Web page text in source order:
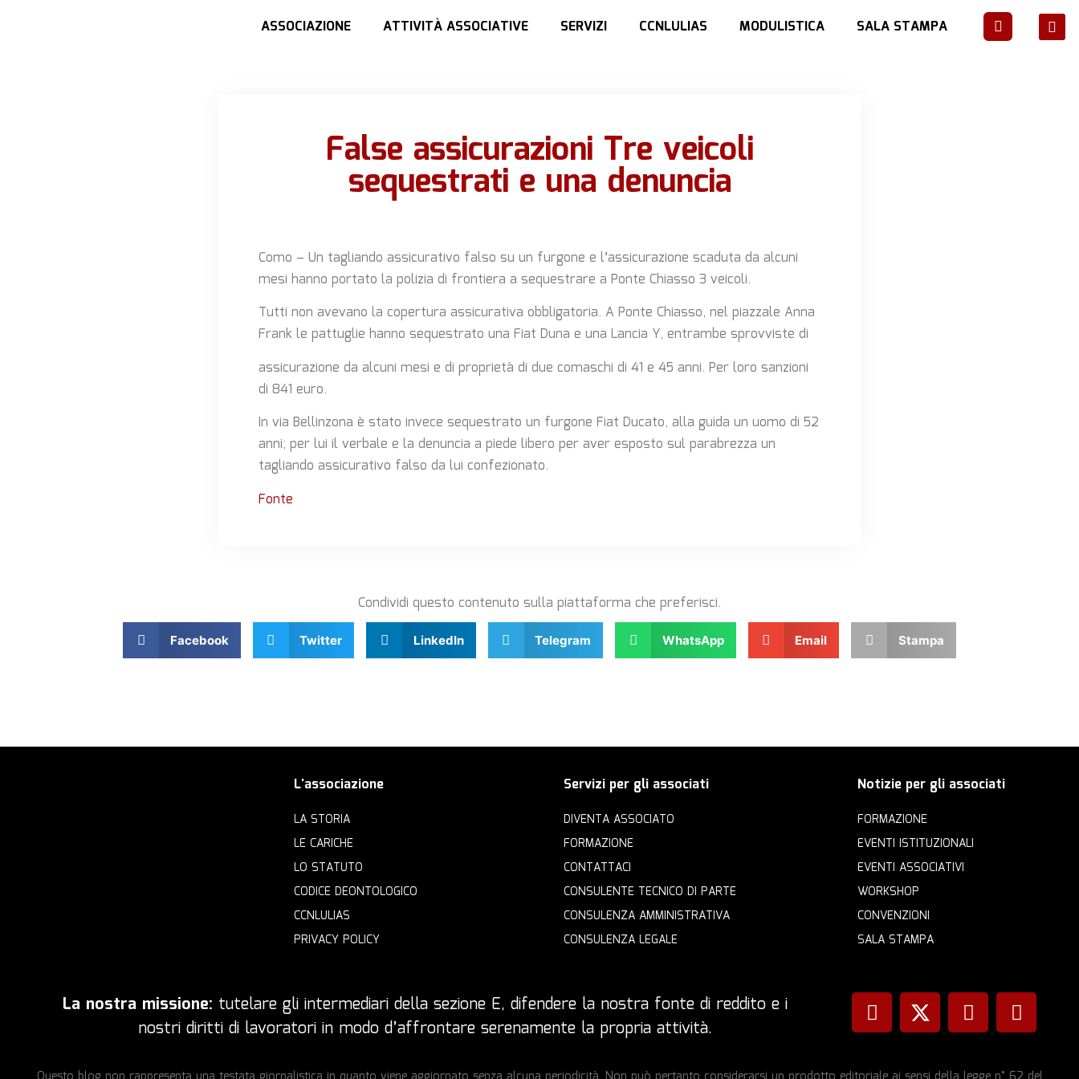
ASSOCIAZIONE ATTIVITÀ ASSOCIATIVE SERVIZI CCNLULIAS MODULISTICA SALA STAMPA
False assicurazioni Tre veicoli
sequestrati e una denuncia
Como – Un tagliando assicurativo falso su un furgone e l’assicurazione scaduta da alcuni
mesi hanno portato la polizia di frontiera a sequestrare a Ponte Chiasso 3 veicoli.
Tutti non avevano la copertura assicurativa obbligatoria. A Ponte Chiasso, nel piazzale Anna
Frank le pattuglie hanno sequestrato una Fiat Duna e una Lancia Y, entrambe sprovviste di
assicurazione da alcuni mesi e di proprietà di due comaschi di 41 e 45 anni. Per loro sanzioni
di 841 euro.
In via Bellinzona è stato invece sequestrato un furgone Fiat Ducato, alla guida un uomo di 52
anni; per lui il verbale e la denuncia a piede libero per aver esposto sul parabrezza un
tagliando assicurativo falso da lui confezionato.
Fonte
Condividi questo contenuto sulla piattaforma che preferisci.
Facebook Twitter LinkedIn Telegram WhatsApp Email Stampa
L'associazione
LA STORIA
LE CARICHE
LO STATUTO
CODICE DEONTOLOGICO
CCNLULIAS
PRIVACY POLICY
Servizi per gli associati
DIVENTA ASSOCIATO
FORMAZIONE
CONTATTACI
CONSULENTE TECNICO DI PARTE
CONSULENZA AMMINISTRATIVA
CONSULENZA LEGALE
Notizie per gli associati
FORMAZIONE
EVENTI ISTITUZIONALI
EVENTI ASSOCIATIVI
WORKSHOP
CONVENZIONI
SALA STAMPA
La nostra missione: tutelare gli intermediari della sezione E, difendere la nostra fonte di reddito e i
nostri diritti di lavoratori in modo d’affrontare serenamente la propria attività.